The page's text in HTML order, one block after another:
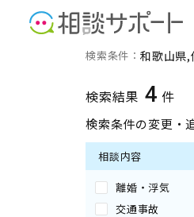
和歌山県
検索条件： 和歌山県
検索結果 4 件
検索条件の変更・
相談内容
離婚・浮気
交通事故